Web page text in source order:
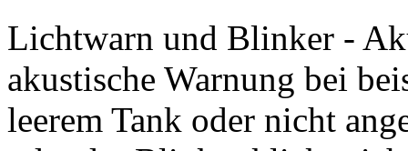
Lichtwarn und Blinker -
akustische Warnung bei
leerem Tank oder nicht